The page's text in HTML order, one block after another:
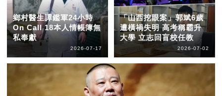
鄉村醫生譚鑑軍24小時
On Call 18本人情帳簿無
私奉獻
2026-07-17
「山西挖眼案」郭斌6歲
遭橫禍失明 高考稱霸升
大學 立志回盲校任教
2026-07-02